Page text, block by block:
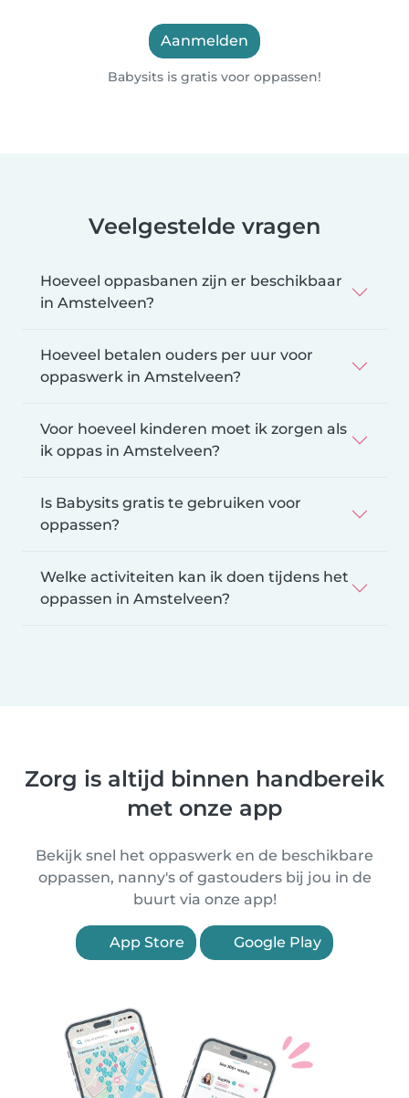
Aanmelden
Babysits is gratis voor oppassen!
Veelgestelde vragen
Hoeveel oppasbanen zijn er beschikbaar
in Amstelveen?
Hoeveel betalen ouders per uur voor
oppaswerk in Amstelveen?
Voor hoeveel kinderen moet ik zorgen als
ik oppas in Amstelveen?
Is Babysits gratis te gebruiken voor
oppassen?
Welke activiteiten kan ik doen tijdens het
oppassen in Amstelveen?
Zorg is altijd binnen handbereik
met onze app
Bekijk snel het oppaswerk en de beschikbare
oppassen, nanny's of gastouders bij jou in de
buurt via onze app!
App Store Google Play